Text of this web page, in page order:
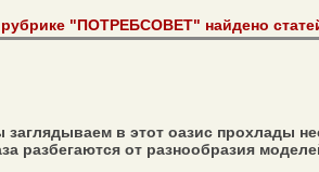
"ПОТРЕБСОВЕТ" найдено
в этот оазис прохлады
разбегаются от разнообразия